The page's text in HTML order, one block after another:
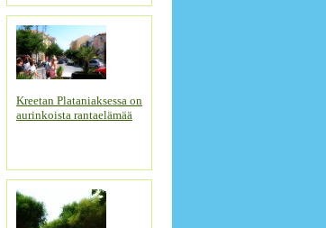
Kreetan Plataniaksessa on
aurinkoista rantaelämää